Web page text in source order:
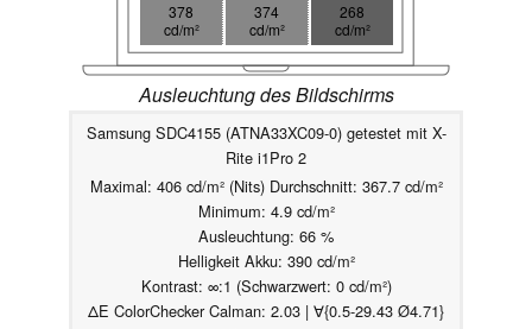
378
cd/m²
374
cd/m²
268
cd/m²
Ausleuchtung des Bildschirms
Samsung SDC4155 (ATNA33XC09-0) getestet mit X-
Rite i1Pro 2
Maximal: 406 cd/m² (Nits) Durchschnitt: 367.7 cd/m²
Minimum: 4.9 cd/m²
Ausleuchtung: 66 %
Helligkeit Akku: 390 cd/m²
Kontrast: ∞:1 (Schwarzwert: 0 cd/m²)
ΔE ColorChecker Calman: 2.03 | ∀{0.5-29.43 Ø4.71}